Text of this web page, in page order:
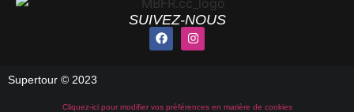
SUIVEZ-NOUS
Supertour © 2023
Cliquez-ici pour modifier vos préférences en matière de cookies